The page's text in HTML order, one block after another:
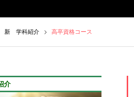
新 学科紹介 高卒資格コース
介